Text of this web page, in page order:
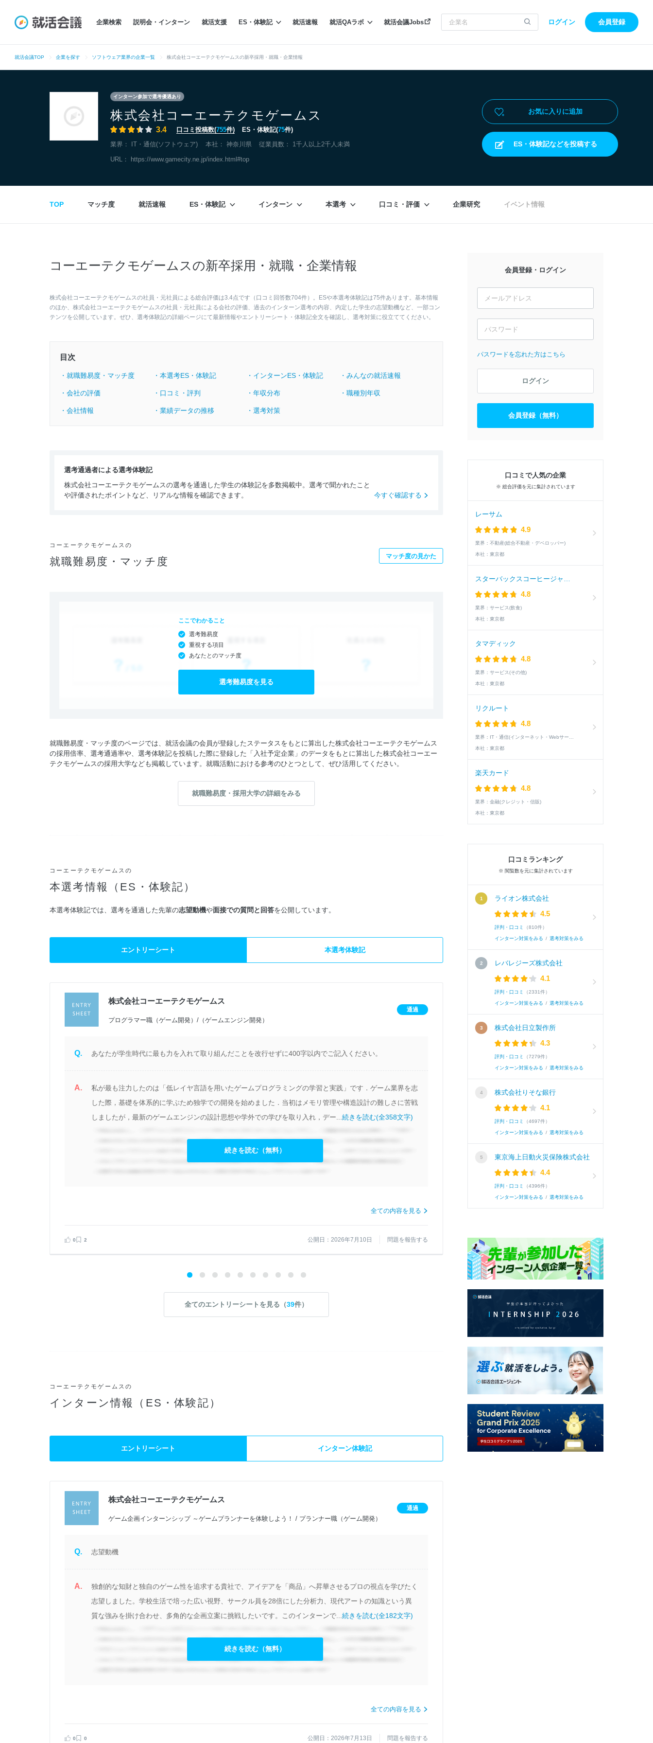
企業検索 説明会・インターン 就活支援 ES・体験記 就活速報 就活QAラボ 就活会議Jobs ログイン 会員登録
就活会議TOP 企業を探す ソフトウェア業界の企業一覧 株式会社コーエーテクモゲームスの新卒採用・就職・企業情報
インターン参加で選考優遇あり
株式会社コーエーテクモゲームス
3.4 口コミ投稿数(755件) ES・体験記(75件)
業界： IT・通信(ソフトウェア) 本社： 神奈川県 従業員数： 1千人以上2千人未満
URL： https://www.gamecity.ne.jp/index.html#top
お気に入りに追加
ES・体験記などを投稿する
TOP マッチ度 就活速報 ES・体験記 インターン 本選考 口コミ・評価 企業研究 イベント情報
コーエーテクモゲームスの新卒採用・就職・企業情報
株式会社コーエーテクモゲームスの社員・元社員による総合評価は3.4点です（口コミ回答数704件）。ESや本選考体験記は75件あります。基本情報
のほか、株式会社コーエーテクモゲームスの社員・元社員による会社の評価、過去のインターン選考の内容、内定した学生の志望動機など、一部コン
テンツを公開しています。ぜひ、選考体験記の詳細ページにて最新情報やエントリーシート・体験記全文を確認し、選考対策に役立ててください。
目次
・就職難易度・マッチ度 ・本選考ES・体験記 ・インターンES・体験記 ・みんなの就活速報
・会社の評価 ・口コミ・評判 ・年収分布 ・職種別年収
・会社情報 ・業績データの推移 ・選考対策
選考通過者による選考体験記
株式会社コーエーテクモゲームスの選考を通過した学生の体験記を多数掲載中。選考で聞かれたこと
や評価されたポイントなど、リアルな情報を確認できます。
今すぐ確認する
コーエーテクモゲームスの
就職難易度・マッチ度 マッチ度の見かた
ここでわかること
選考難易度
重視する項目
あなたとのマッチ度
選考難易度を見る
就職難易度・マッチ度のページでは、就活会議の会員が登録したステータスをもとに算出した株式会社コーエーテクモゲームス
の採用倍率、選考通過率や、選考体験記を投稿した際に登録した「入社予定企業」のデータをもとに算出した株式会社コーエー
テクモゲームスの採用大学なども掲載しています。就職活動における参考のひとつとして、ぜひ活用してください。
就職難易度・採用大学の詳細をみる
コーエーテクモゲームスの
本選考情報（ES・体験記）
本選考体験記では、選考を通過した先輩の志望動機や面接での質問と回答を公開しています。
エントリーシート 本選考体験記
株式会社コーエーテクモゲームス
プログラマー職（ゲーム開発）/（ゲームエンジン開発）
通過
Q. あなたが学生時代に最も力を入れて取り組んだことを改行せずに400字以内でご記入ください。
A.
私が最も注力したのは「低レイヤ言語を用いたゲームプログラミングの学習と実践」です．ゲーム業界を志
した際，基礎を体系的に学ぶため独学での開発を始めました．当初はメモリ管理や構造設計の難しさに苦戦
しましたが，最新のゲームエンジンの設計思想や学外での学びを取り入れ，デー... 続きを読む(全358文字)
続きを読む（無料）
全ての内容を見る
0 2 公開日：2026年7月10日 問題を報告する
株式会社コーエーテクモゲームス
Q. あなたが学生時代に最も力を入れて取り組ん
◯◯サークルの設立・運営です。◯◯という共通
全てのエントリーシートを見る（39件）
コーエーテクモゲームスの
インターン情報（ES・体験記）
エントリーシート インターン体験記
株式会社コーエーテクモゲームス
ゲーム企画インターンシップ ～ゲームプランナーを体験しよう！ / プランナー職（ゲーム開発）
通過
Q. 志望動機
A.
独創的な知財と独自のゲーム性を追求する貴社で、アイデアを「商品」へ昇華させるプロの視点を学びたく
志望しました。学校生活で培った広い視野、サークル員を28倍にした分析力、現代アートの知識という異
質な強みを掛け合わせ、多角的な企画立案に挑戦したいです。このインターンで... 続きを読む(全182文字)
続きを読む（無料）
全ての内容を見る
0 0 公開日：2026年7月13日 問題を報告する
会員登録・ログイン
パスワードを忘れた方はこちら
ログイン
会員登録（無料）
口コミで人気の企業
※ 総合評価を元に集計されています
レーサム
4.9
業界： 不動産(総合不動産・デベロッパー)
本社： 東京都
4.8
業界： サービス(飲食)
本社： 東京都
タマディック
4.8
業界： サービス(その他)
本社： 東京都
リクルート
4.8
業界：
本社： 東京都
楽天カード
4.8
業界： 金融(クレジット・信販)
本社： 東京都
口コミランキング
※ 閲覧数を元に集計されています
ライオン株式会社
4.5
評判・口コミ （810件）
インターン対策をみる / 選考対策をみる
レバレジーズ株式会社
4.1
評判・口コミ （2331件）
インターン対策をみる / 選考対策をみる
株式会社日立製作所
4.3
評判・口コミ （7279件）
インターン対策をみる / 選考対策をみる
株式会社りそな銀行
4.1
評判・口コミ （4697件）
インターン対策をみる / 選考対策をみる
東京海上日動火災保険株式会社
4.4
評判・口コミ （4396件）
インターン対策をみる / 選考対策をみる